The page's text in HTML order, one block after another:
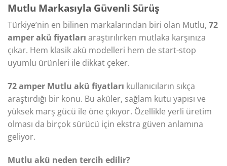
Mutlu Markasıyla Güvenli Sürüş
Türkiye’nin en bilinen markalarından biri olan Mutlu, 72
amper akü fiyatları araştırılırken mutlaka karşınıza
çıkar. Hem klasik akü modelleri hem de start-stop
uyumlu ürünleri ile dikkat çeker.
72 amper Mutlu akü fiyatları kullanıcıların sıkça
araştırdığı bir konu. Bu aküler, sağlam kutu yapısı ve
yüksek marş gücü ile öne çıkıyor. Özellikle yerli üretim
olması da birçok sürücü için ekstra güven anlamına
geliyor.
Mutlu akü neden tercih edilir?